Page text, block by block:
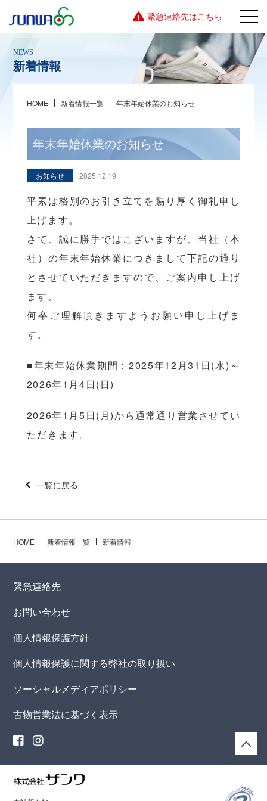
緊急連絡先はこちら
新着情報
HOME 新着情報一覧 年末年始休業のお知らせ
年末年始休業のお知らせ
お知らせ 2025.12.19
平素は格別のお引き立てを賜り厚く御礼申し
上げます。
さて、誠に勝手ではこざいますが、当社（本
社）の年末年始休業につきまして下記の通り
とさせていただきますので、ご案内申し上げ
ます。
何卒ご理解頂きますようお願い申し上げま
す。
■年末年始休業期間：2025年12月31日(水)～
2026年1月4日(日)
2026年1月5日(月)から通常通り営業させてい
ただきます。
一覧に戻る
HOME 新着情報一覧 新着情報
緊急連絡先
お問い合わせ
個人情報保護方針
個人情報保護に関する弊社の取り扱い
ソーシャルメディアポリシー
古物営業法に基づく表示